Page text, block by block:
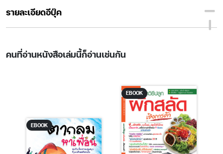
รายละเอียดอีบุ๊ค
คนที่อ่านหนังสือเล่มนี้ก็อ่านเช่นกัน
EBOOK
EBOOK